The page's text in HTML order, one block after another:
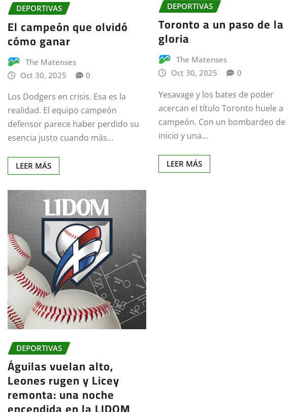
DEPORTIVAS
El campeón que olvidó
cómo ganar
The Matenses
Oct 30, 2025
0
Los Dodgers en crisis. Esa es la
realidad. El equipo campeón
defensor parece haber perdido su
esencia justo cuando más…
LEER MÁS
DEPORTIVAS
Toronto a un paso de la
gloria
The Matenses
Oct 30, 2025
0
Yesavage y los bates de poder
acercan el título Toronto huele a
campeón. Con un bombardeo de
inicio y una…
LEER MÁS
DEPORTIVAS
Águilas vuelan alto,
Leones rugen y Licey
remonta: una noche